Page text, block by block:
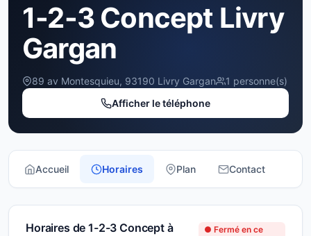
1-2-3 Concept Livry
Gargan
89 av Montesquieu, 93190 Livry Gargan
1 personne(s)
Afficher le téléphone
Accueil Horaires Plan Contact
Horaires de 1-2-3 Concept à
● Fermé en ce